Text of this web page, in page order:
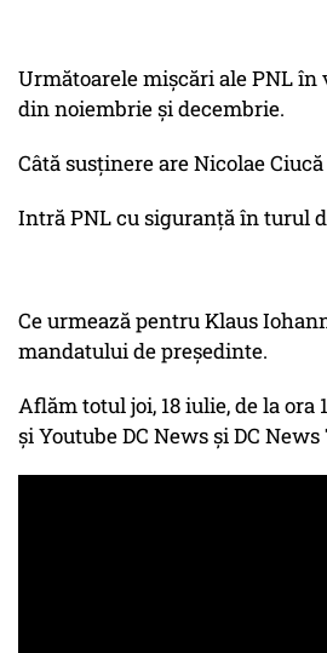
Următoarele mișcări ale PNL în
din noiembrie și decembrie.
Câtă susținere are Nicolae
Intră PNL cu siguranță în turul
Ce urmează pentru Klaus
mandatului de președinte.
Aflăm totul joi, 18 iulie, de la ora
și Youtube DC News și DC News